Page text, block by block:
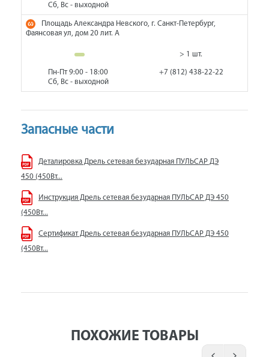
Сб, Вс - выходной
Площадь Александра Невского, г. Санкт-Петербург,
Фаянсовая ул, дом 20 лит. А
> 1 шт.
Пн-Пт 9:00 - 18:00
Сб, Вс - выходной
+7 (812) 438-22-22
Запасные части
Деталировка Дрель сетевая безударная ПУЛЬСАР ДЭ
450 (450Вт...
Инструкция Дрель сетевая безударная ПУЛЬСАР ДЭ 450
(450Вт...
Сертификат Дрель сетевая безударная ПУЛЬСАР ДЭ 450
(450Вт...
ПОХОЖИЕ ТОВАРЫ